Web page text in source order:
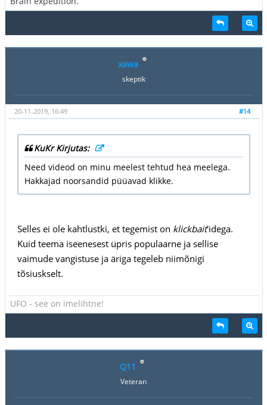
xawa
skeptik
#14
20-11-2019, 16:49
KuKr Kirjutas:
Need videod on minu meelest tehtud hea meelega.
Hakkajad noorsandid püüavad klikke.
Selles ei ole kahtlustki, et tegemist on klickbait'idega.
Kuid teema iseenesest üpris populaarne ja sellise
vaimude vangistuse ja äriga tegeleb niimõnigi
tõsiuskselt.
UFO - see on imelihtne!
Q11
Veteran